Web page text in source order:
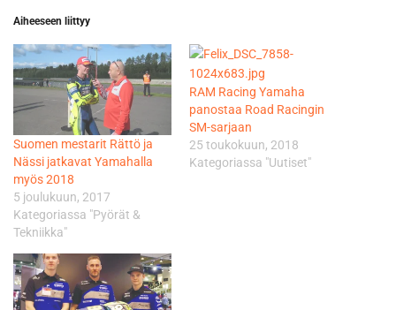
Aiheeseen liittyy
Suomen mestarit Rättö ja
Nässi jatkavat Yamahalla
myös 2018
5 joulukuun, 2017
Kategoriassa "Pyörät &
Tekniikka"
RAM Racing Yamaha
panostaa Road Racingin
SM-sarjaan
25 toukokuun, 2018
Kategoriassa "Uutiset"